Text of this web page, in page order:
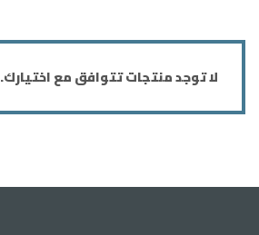
لا توجد منتجات تتوافق مع اختيارك.